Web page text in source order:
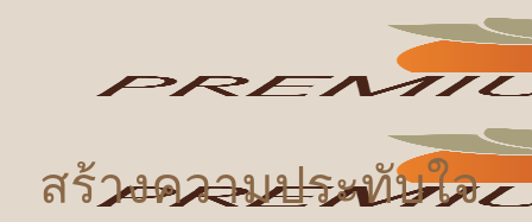
สร้างความประทับใจ